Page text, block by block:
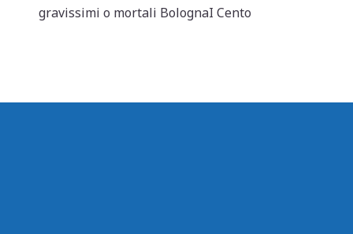
gravissimi o mortali BolognaI Cento